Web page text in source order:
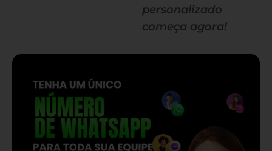
personalizado
começa agora!